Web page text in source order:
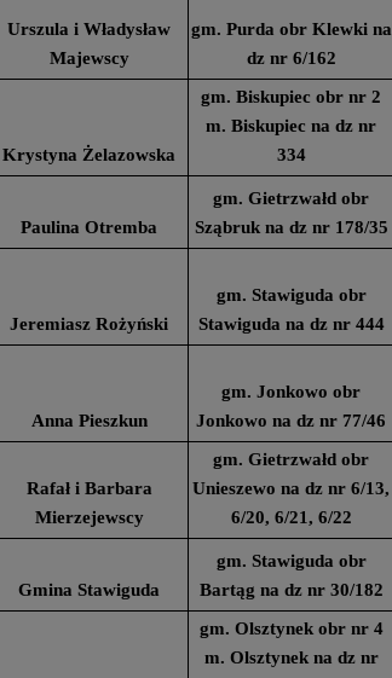
Urszula i Władysław
Majewscy
gm. Purda obr Klewki na
dz nr 6/162
Krystyna Żelazowska
gm. Biskupiec obr nr 2
m. Biskupiec na dz nr
334
Paulina Otremba
gm. Gietrzwałd obr
Sząbruk na dz nr 178/35
Jeremiasz Rożyński
gm. Stawiguda obr
Stawiguda na dz nr 444
Anna Pieszkun
gm. Jonkowo obr
Jonkowo na dz nr 77/46
Rafał i Barbara
Mierzejewscy
gm. Gietrzwałd obr
Unieszewo na dz nr 6/13,
6/20, 6/21, 6/22
Gmina Stawiguda
gm. Stawiguda obr
Bartąg na dz nr 30/182
gm. Olsztynek obr nr 4
m. Olsztynek na dz nr